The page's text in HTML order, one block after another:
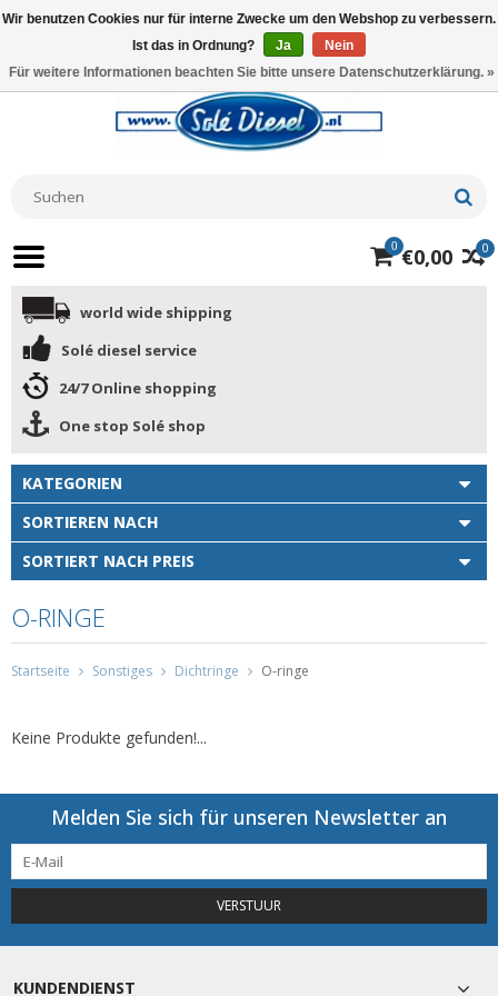
0
0 €0,00
world wide shipping
Solé diesel service
24/7 Online shopping
One stop Solé shop
KATEGORIEN
SORTIEREN NACH
SORTIERT NACH PREIS
O-RINGE
Startseite Sonstiges Dichtringe O-ringe
Keine Produkte gefunden!...
Melden Sie sich für unseren Newsletter an
VERSTUUR
KUNDENDIENST
Wir benutzen Cookies nur für interne Zwecke um den Webshop zu verbessern.
Ist das in Ordnung?
Ja
Nein
Für weitere Informationen beachten Sie bitte unsere Datenschutzerklärung. »